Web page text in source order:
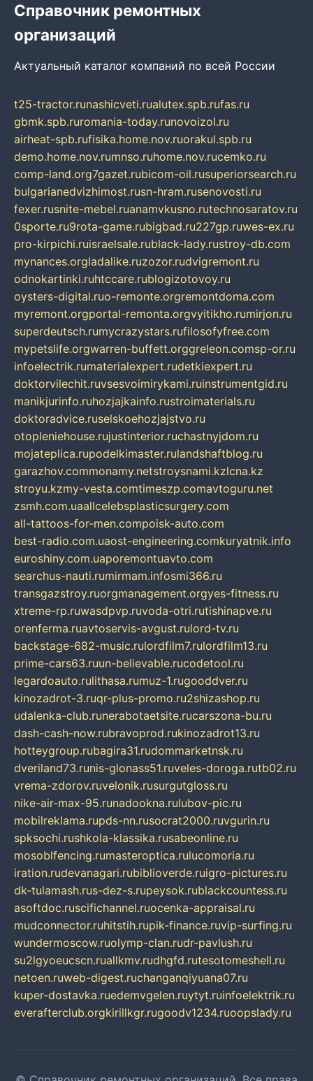
Справочник ремонтных
организаций
Актуальный каталог компаний по всей России
t25-tractor.runashicveti.rualutex.spb.rufas.ru
gbmk.spb.ruromania-today.runovoizol.ru
airheat-spb.rufisika.home.nov.ruorakul.spb.ru
demo.home.nov.rumnso.ruhome.nov.rucemko.ru
comp-land.org7gazet.rubicom-oil.rusuperiorsearch.ru
bulgarianedvizhimost.rusn-hram.rusenovosti.ru
fexer.rusnite-mebel.ruanamvkusno.rutechnosaratov.ru
0sporte.ru9rota-game.rubigbad.ru227gp.ruwes-ex.ru
pro-kirpichi.ruisraelsale.rublack-lady.rustroy-db.com
mynances.orgladalike.ruzozor.rudvigremont.ru
odnokartinki.ruhtccare.rublogizotovoy.ru
oysters-digital.ruo-remonte.orgremontdoma.com
myremont.orgportal-remonta.orgvyitikho.rumirjon.ru
superdeutsch.rumycrazystars.rufilosofyfree.com
mypetslife.orgwarren-buffett.orggreleon.comsp-or.ru
infoelectrik.rumaterialexpert.rudetkiexpert.ru
doktorvilechit.ruvsesvoimirykami.ruinstrumentgid.ru
manikjurinfo.ruhozjajkainfo.rustroimaterials.ru
doktoradvice.ruselskoehozjajstvo.ru
otopleniehouse.rujustinterior.ruchastnyjdom.ru
mojateplica.rupodelkimaster.rulandshaftblog.ru
garazhov.commonamy.netstroysnami.kzlcna.kz
stroyu.kzmy-vesta.comtimeszp.comavtoguru.net
zsmh.com.uaallcelebsplasticsurgery.com
all-tattoos-for-men.compoisk-auto.com
best-radio.com.uaost-engineering.comkuryatnik.info
euroshiny.com.uaporemontuavto.com
searchus-nauti.rumirmam.infosmi366.ru
transgazstroy.ruorgmanagement.orgyes-fitness.ru
xtreme-rp.ruwasdpvp.ruvoda-otri.rutishinapve.ru
orenferma.ruavtoservis-avgust.rulord-tv.ru
backstage-682-music.rulordfilm7.rulordfilm13.ru
prime-cars63.ruun-believable.rucodetool.ru
legardoauto.rulithasa.rumuz-1.rugooddver.ru
kinozadrot-3.ruqr-plus-promo.ru2shizashop.ru
udalenka-club.runerabotaetsite.rucarszona-bu.ru
dash-cash-now.rubravoprod.rukinozadrot13.ru
hotteygroup.rubagira31.rudommarketnsk.ru
dveriland73.runis-glonass51.ruveles-doroga.rutb02.ru
vrema-zdorov.ruvelonik.rusurgutgloss.ru
nike-air-max-95.runadookna.rulubov-pic.ru
mobilreklama.rupds-nn.rusocrat2000.ruvgurin.ru
spksochi.rushkola-klassika.rusabeonline.ru
mosoblfencing.rumasteroptica.rulucomoria.ru
iration.rudevanagari.rubiblioverde.ruigro-pictures.ru
dk-tulamash.rus-dez-s.rupeysok.rublackcountess.ru
asoftdoc.ruscifichannel.ruocenka-appraisal.ru
mudconnector.ruhitstih.rupik-finance.ruvip-surfing.ru
wundermoscow.ruolymp-clan.rudr-pavlush.ru
su2lgyoeucscn.ruallkmv.rudhgfd.rutesotomeshell.ru
netoen.ruweb-digest.ruchanganqiyuana07.ru
kuper-dostavka.ruedemvgelen.ruytyt.ruinfoelektrik.ru
everafterclub.orgkirillkgr.rugoodv1234.ruoopslady.ru